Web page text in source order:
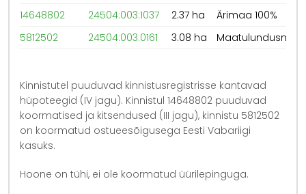
14648802
24504:003:1037 2.37 ha
Ärimaa 100%
5812502
24504:003:0161 3.08 ha Maatulundusmaa
Kinnistutel puuduvad kinnistusregistrisse kantavad
hüpoteegid (IV jagu). Kinnistul 14648802 puuduvad
koormatised ja kitsendused (III jagu), kinnistu 5812502
on koormatud ostueesõigusega Eesti Vabariigi
kasuks.
Hoone on tühi, ei ole koormatud üürilepinguga.